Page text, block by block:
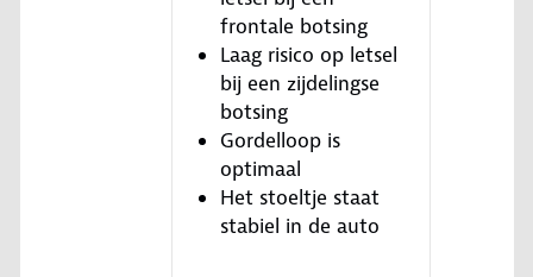
frontale botsing
Laag risico op letsel
bij een zijdelingse
botsing
Gordelloop is
optimaal
Het stoeltje staat
stabiel in de auto